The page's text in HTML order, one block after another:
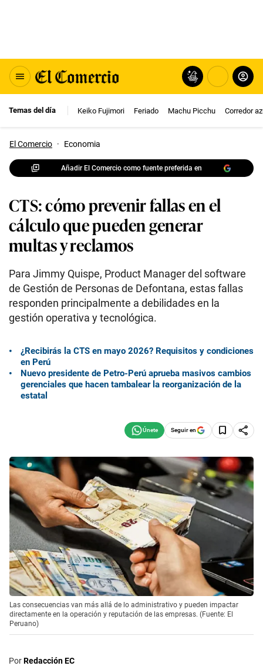
Temas del día Keiko Fujimori Feriado Machu Picchu Corredor
El Comercio · Economia
Añadir El Comercio como fuente preferida en
CTS: cómo prevenir fallas en el
cálculo que pueden generar
multas y reclamos
Para Jimmy Quispe, Product Manager del software
de Gestión de Personas de Defontana, estas fallas
responden principalmente a debilidades en la
gestión operativa y tecnológica.
¿Recibirás la CTS en mayo 2026? Requisitos y condiciones
en Perú
Nuevo presidente de Petro-Perú aprueba masivos cambios
gerenciales que hacen tambalear la reorganización de la
estatal
Seguir en
Las consecuencias van más allá de lo administrativo y pueden impactar
directamente en la operación y reputación de las empresas. (Fuente: El
Peruano)
PorRedacción EC